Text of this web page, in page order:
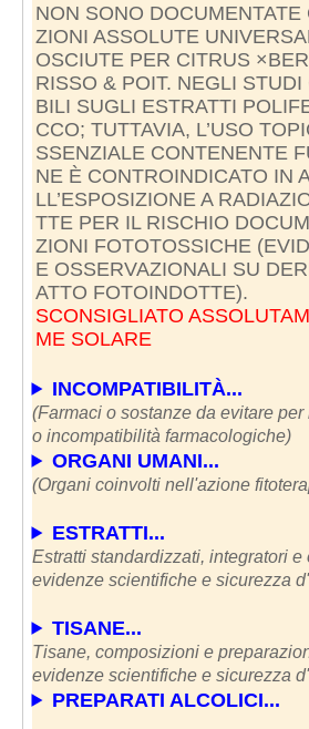
NON SONO
ZIONI ASSOLUTE
OSCIUTE PER CITRUS
RISSO & POIT. NEGLI
BILI SUGLI ESTRATTI
CCO; TUTTAVIA, L’USO
SSENZIALE CONTENENTE
NE È CONTROINDICATO IN
LL’ESPOSIZIONE A
TTE PER IL RISCHIO
ZIONI FOTOTOSSICHE
E OSSERVAZIONALI SU
SCONSIGLIATO
ME SOLARE
INCOMPATIBILITÀ...
(Farmaci o sostanze da evitare
o incompatibilità farmacologiche)
ORGANI UMANI...
(Organi coinvolti nell'azione
ESTRATTI...
Estratti standardizzati, integratori
evidenze scientifiche e sicurezza
TISANE...
Tisane, composizioni e
evidenze scientifiche e sicurezza
PREPARATI ALCOLICI...